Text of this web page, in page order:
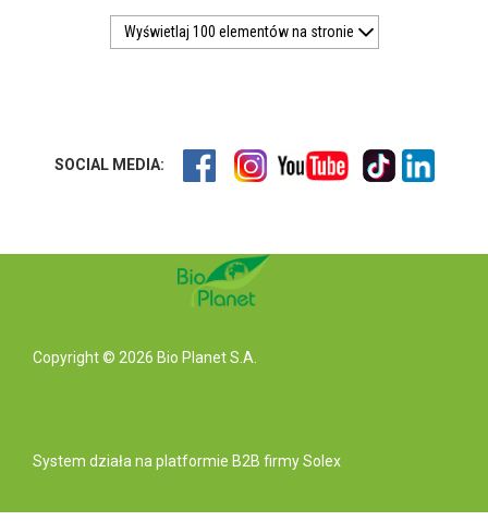
Wyświetlaj 100 elementów na stronie
SOCIAL MEDIA:
Copyright © 2026 Bio Planet S.A.
System działa na platformie B2B firmy Solex